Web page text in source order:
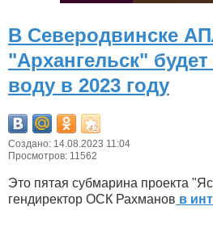
В Северодвинске
"Архангельск"
воду в 2023 году
Создано: 14.08.2023 11:04
Просмотров: 11562
Это пятая субмарина проекта
гендиректор ОСК Рахманов в